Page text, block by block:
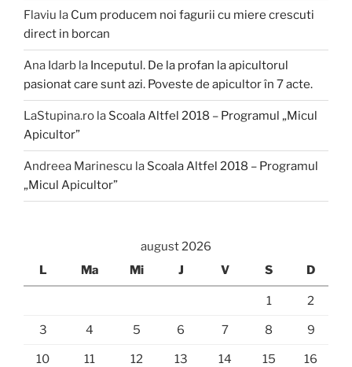
Flaviu la Cum producem noi fagurii cu miere crescuti
direct in borcan
Ana Idarb la Inceputul. De la profan la apicultorul
pasionat care sunt azi. Poveste de apicultor în 7 acte.
LaStupina.ro la Scoala Altfel 2018 – Programul „Micul
Apicultor”
Andreea Marinescu la Scoala Altfel 2018 – Programul
„Micul Apicultor”
august 2026
L
Ma Mi J V S D
1 2
3 4 5 6 7 8 9
10 11 12 13 14 15 16